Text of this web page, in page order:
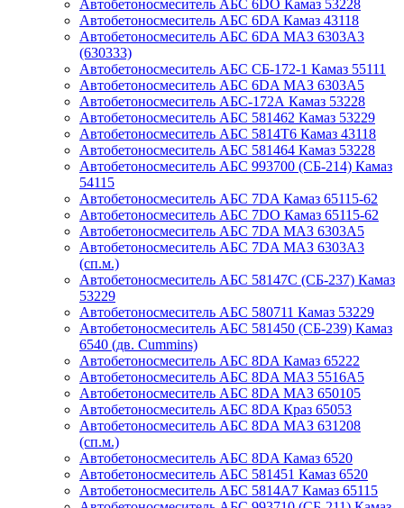
Автобетоносмеситель АБС 6DO Камаз 53228
Автобетоносмеситель АБС 6DA Камаз 43118
Автобетоносмеситель АБС 6DA МАЗ 6303А3
(630333)
Автобетоносмеситель АБС СБ-172-1 Камаз 55111
Автобетоносмеситель АБС 6DA МАЗ 6303А5
Автобетоносмеситель АБС-172А Камаз 53228
Автобетоносмеситель АБС 581462 Камаз 53229
Автобетоносмеситель АБС 5814Т6 Камаз 43118
Автобетоносмеситель АБС 581464 Камаз 53228
Автобетоносмеситель АБС 993700 (СБ-214) Камаз
54115
Автобетоносмеситель АБС 7DA Камаз 65115-62
Автобетоносмеситель АБС 7DO Камаз 65115-62
Автобетоносмеситель АБС 7DA МАЗ 6303А5
Автобетоносмеситель АБС 7DA МАЗ 6303А3
(сп.м.)
Автобетоносмеситель АБС 58147С (СБ-237) Камаз
53229
Автобетоносмеситель АБС 580711 Камаз 53229
Автобетоносмеситель АБС 581450 (СБ-239) Камаз
6540 (дв. Cummins)
Автобетоносмеситель АБС 8DA Камаз 65222
Автобетоносмеситель АБС 8DA МАЗ 5516А5
Автобетоносмеситель АБС 8DA МАЗ 650105
Автобетоносмеситель АБС 8DA Краз 65053
Автобетоносмеситель АБС 8DA МАЗ 631208
(сп.м.)
Автобетоносмеситель АБС 8DA Камаз 6520
Автобетоносмеситель АБС 581451 Камаз 6520
Автобетоносмеситель АБС 5814А7 Камаз 65115